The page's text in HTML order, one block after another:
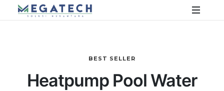
BEST SELLER
Heatpump Pool Water